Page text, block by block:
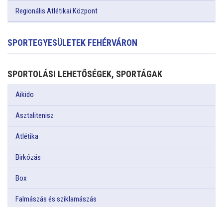
Regionális Atlétikai Központ
SPORTEGYESÜLETEK FEHÉRVÁRON
SPORTOLÁSI LEHETŐSÉGEK, SPORTÁGAK
Aikido
Asztalitenisz
Atlétika
Birkózás
Box
Falmászás és sziklamászás